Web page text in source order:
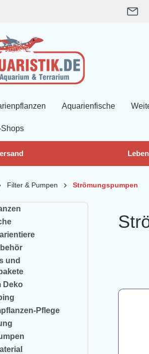
Aquarienfische
Filter & Pumpen Strömungspumpen
und
Deko
Pflege